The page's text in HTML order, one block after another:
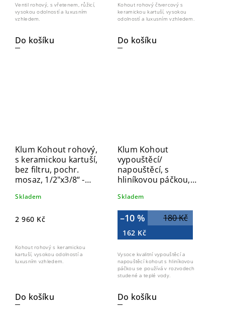
Do košíku
Ventil rohový, s vřetenem, růžicí,
vysokou odolností a luxusním
vzhledem.
Do košíku
Kohout rohový čtvercový s
keramickou kartuší, vysokou
odolností a luxusním vzhledem.
Klum Kohout rohový,
s keramickou kartuší,
bez filtru, pochr.
mosaz, 1/2"x3/8“ -
ks)
Skladem
2 960 Kč
Do košíku
Kohout rohový s keramickou
kartuší, vysokou odolností a
luxusním vzhledem.
Klum Kohout
vypouštěcí/
napouštěcí, s
hliníkovou páčkou,
Skladem
180 Kč
–10 %
162 Kč
Do košíku
Vysoce kvalitní vypouštěcí a
napouštěcí kohout s hliníkovou
páčkou se používá v rozvodech
studené a teplé vody.